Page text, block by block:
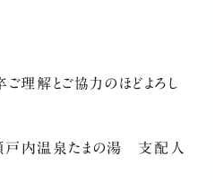
理解とご協力のほどよろし
戸内温泉たまの湯 支配人